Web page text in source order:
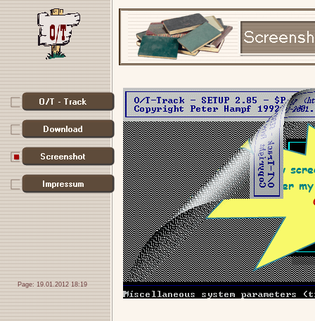
Page: 19.01.2012 18:19